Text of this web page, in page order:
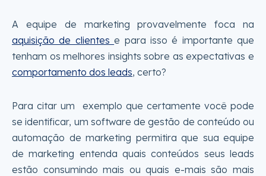
A equipe de marketing provavelmente foca na
aquisição de clientese para isso é importante que
tenham os melhores insights sobre as expectativas e
comportamento dos leads, certo?
Para citar um exemplo que certamente você pode
se identificar, um software de gestão de conteúdo ou
automação de marketing permitira que sua equipe
de marketing entenda quais conteúdos seus leads
estão consumindo mais ou quais e-mais são mais